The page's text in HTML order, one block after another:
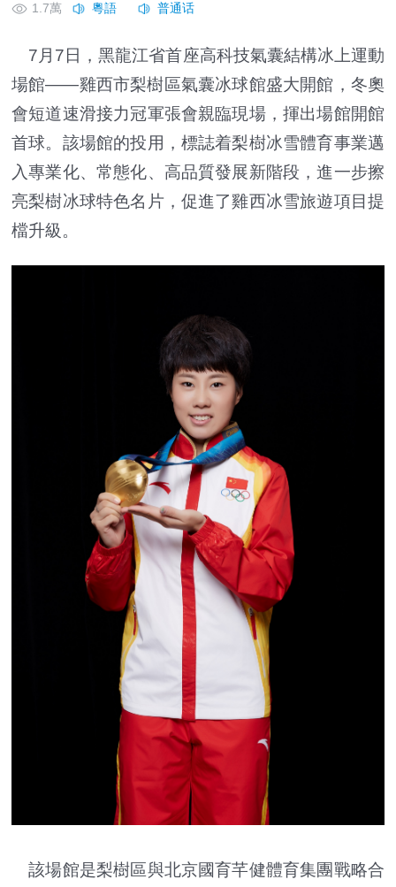
1.7萬
7月7日，黑龍江省首座高科技氣囊結構冰上運動
場館——雞西市梨樹區氣囊冰球館盛大開館，冬奧
會短道速滑接力冠軍張會親臨現場，揮出場館開館
首球。該場館的投用，標誌着梨樹冰雪體育事業邁
入專業化、常態化、高品質發展新階段，進一步擦
亮梨樹冰球特色名片，促進了雞西冰雪旅遊項目提
檔升級。
該場館是梨樹區與北京國育芊健體育集團戰略合